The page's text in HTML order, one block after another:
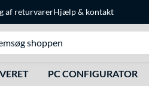
af returvarerHjælp& kontakt
PC CONFIGURATOR